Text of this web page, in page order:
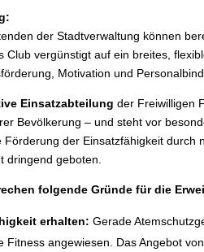
der Stadtverwaltung können
Club vergünstigt auf ein breites,
Motivation und
Einsatzabteilung der Freiwilligen
Bevölkerung – und steht vor
Förderung der Einsatzfähigkeit durch
dringend geboten.
folgende Gründe für die
erhalten: Gerade
Fitness angewiesen. Das Angebot